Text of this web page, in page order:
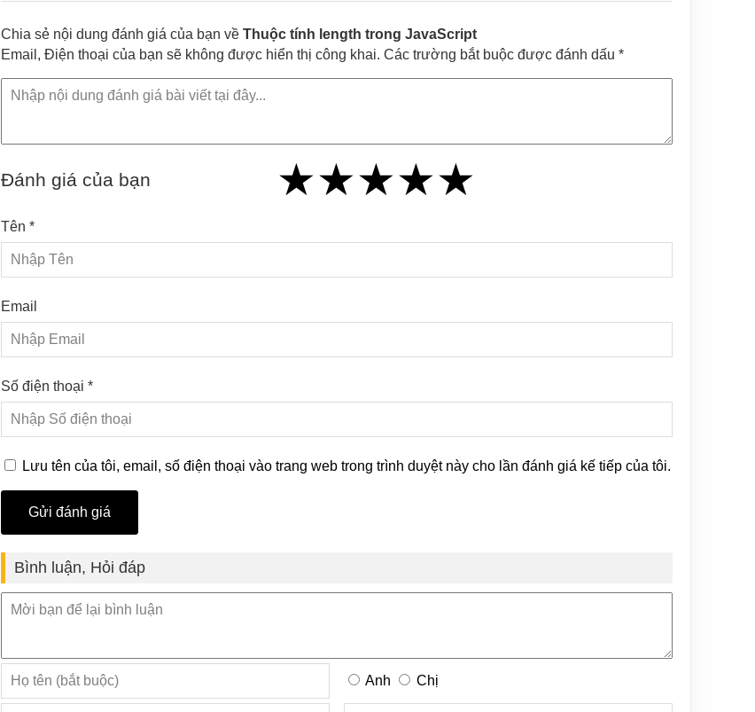
Chia sẻ nội dung đánh giá của bạn về Thuộc tính length trong JavaScript
Email, Điện thoại của bạn sẽ không được hiển thị công khai. Các trường bắt buộc được đánh dấu *
Đánh giá của bạn ★
★★
★★★
★★★★
★★★★★
Tên *
Email
Số điện thoại *
Lưu tên của tôi, email, số điện thoại vào trang web trong trình duyệt này cho lần đánh giá kế tiếp của tôi.
Bình luận, Hỏi đáp
Anh Chị